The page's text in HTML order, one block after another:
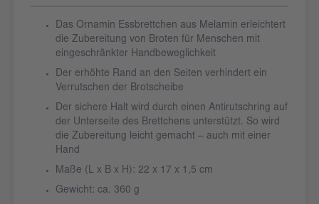
Das Ornamin Essbrettchen aus Melamin erleichtert
die Zubereitung von Broten für Menschen mit
eingeschränkter Handbeweglichkeit
Der erhöhte Rand an den Seiten verhindert ein
Verrutschen der Brotscheibe
Der sichere Halt wird durch einen Antirutschring auf
der Unterseite des Brettchens unterstützt. So wird
die Zubereitung leicht gemacht – auch mit einer
Hand
Maße (L x B x H): 22 x 17 x 1,5 cm
Gewicht: ca. 360 g